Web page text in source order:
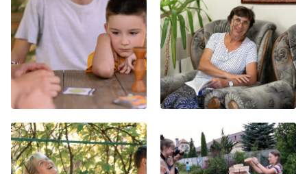
Фото
Видео
Архив
Пожертвования